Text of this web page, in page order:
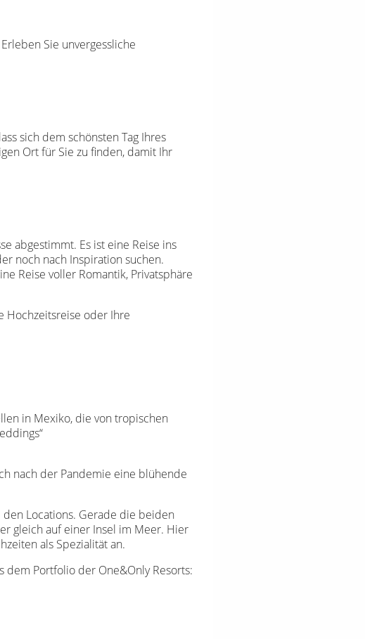
Sie unvergessliche
sich dem schönsten Tag Ihres
Ort für Sie zu finden, damit Ihr
abgestimmt. Es ist eine Reise ins
noch nach Inspiration suchen.
Reise voller Romantik, Privatsphäre
Hochzeitsreise oder Ihre
in Mexiko, die von tropischen
nach der Pandemie eine blühende
Locations. Gerade die beiden
gleich auf einer Insel im Meer. Hier
als Spezialität an.
dem Portfolio der One&Only Resorts: